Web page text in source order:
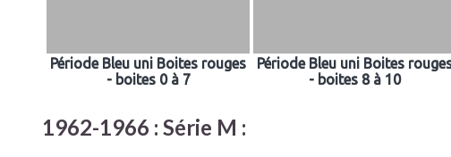
Période Bleu uni Boites rouges
- boites 0 à 7
Période Bleu uni Boites
- boites 8 à 10
1962-1966 : Série M :